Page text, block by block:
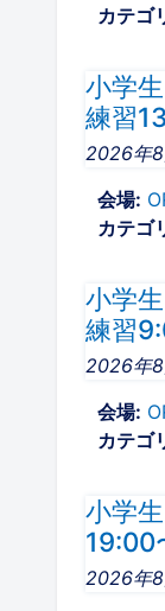
カテゴ
小学
練習
2026年
会場:
カテゴ
小学
練習
2026年
会場:
カテゴ
小学
19:00
2026年